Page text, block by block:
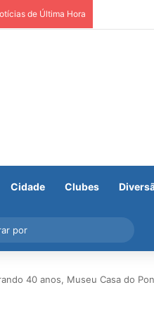
de Última Hora
Cidade Clubes
por
40 anos, Museu Casa do